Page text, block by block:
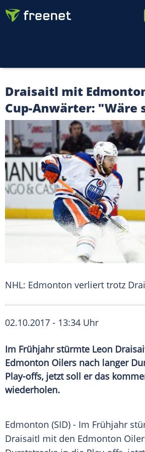
Draisaitl mit
Cup-Anwärter: "Wäre
NHL: Edmonton verliert trotz
02.10.2017 - 13:34 Uhr
Im Frühjahr stürmte Leon
Edmonton Oilers nach langer
Play-offs, jetzt soll er das
wiederholen.
Edmonton (SID) - Im Frühjahr
Draisaitl mit den Edmonton